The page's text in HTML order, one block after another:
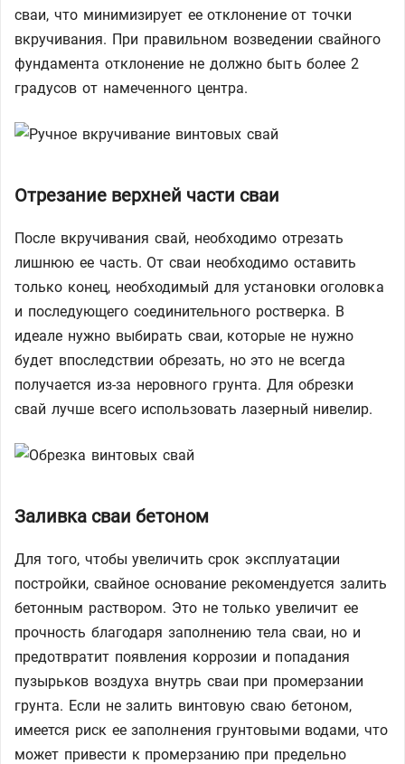
сваи, что минимизирует ее отклонение от точки
вкручивания. При правильном возведении свайного
фундамента отклонение не должно быть более 2
градусов от намеченного центра.
Отрезание верхней части сваи
После вкручивания свай, необходимо отрезать
лишнюю ее часть. От сваи необходимо оставить
только конец, необходимый для установки оголовка
и последующего соединительного ростверка. В
идеале нужно выбирать сваи, которые не нужно
будет впоследствии обрезать, но это не всегда
получается из-за неровного грунта. Для обрезки
свай лучше всего использовать лазерный нивелир.
Заливка сваи бетоном
Для того, чтобы увеличить срок эксплуатации
постройки, свайное основание рекомендуется залить
бетонным раствором. Это не только увеличит ее
прочность благодаря заполнению тела сваи, но и
предотвратит появления коррозии и попадания
пузырьков воздуха внутрь сваи при промерзании
грунта. Если не залить винтовую сваю бетоном,
имеется риск ее заполнения грунтовыми водами, что
может привести к промерзанию при предельно